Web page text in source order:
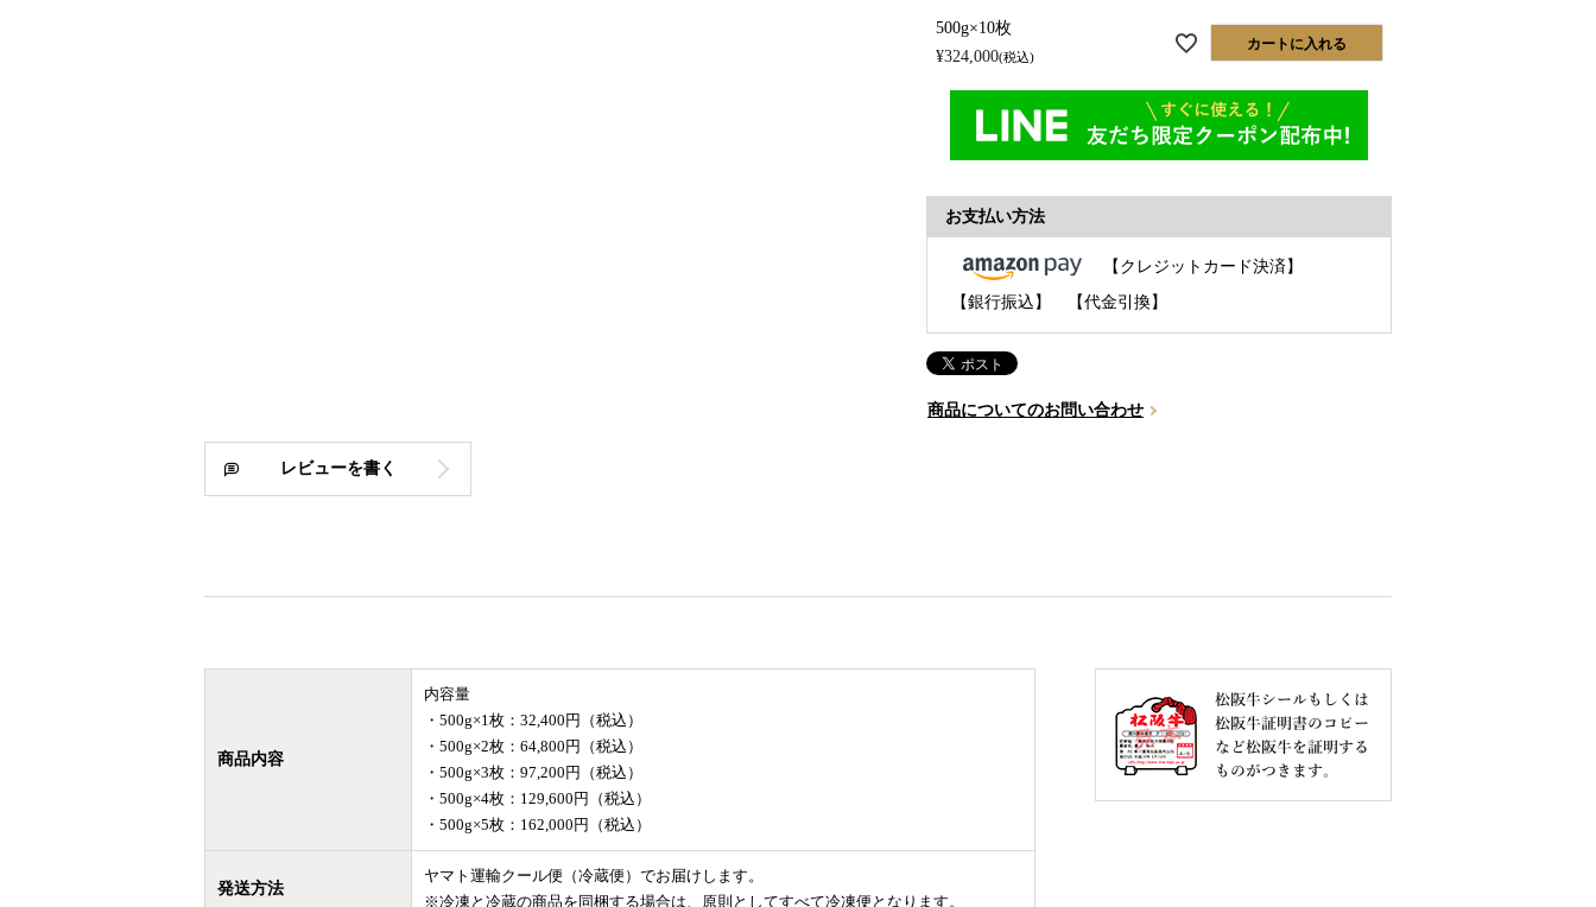
500g×10枚
¥324,000 税込
カートに入れる
お支払い方法
【クレジットカード決済】
【銀行振込】
【代金引換】
商品についてのお問い合わせ
レビューを書く
商品内容
内容量
・500g×1枚：32,400円（税込）
・500g×2枚：64,800円（税込）
・500g×3枚：97,200円（税込）
・500g×4枚：129,600円（税込）
・500g×5枚：162,000円（税込）
発送方法
ヤマト運輸クール便（冷蔵便）でお届けします。
※冷凍と冷蔵の商品を同梱する場合は、原則としてすべて冷凍便となります。